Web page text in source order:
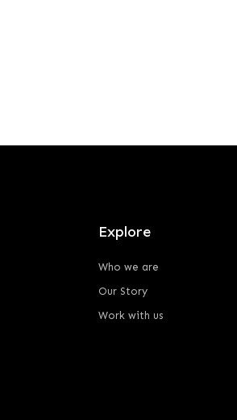
Explore
Who we are
Our Story
Work with us